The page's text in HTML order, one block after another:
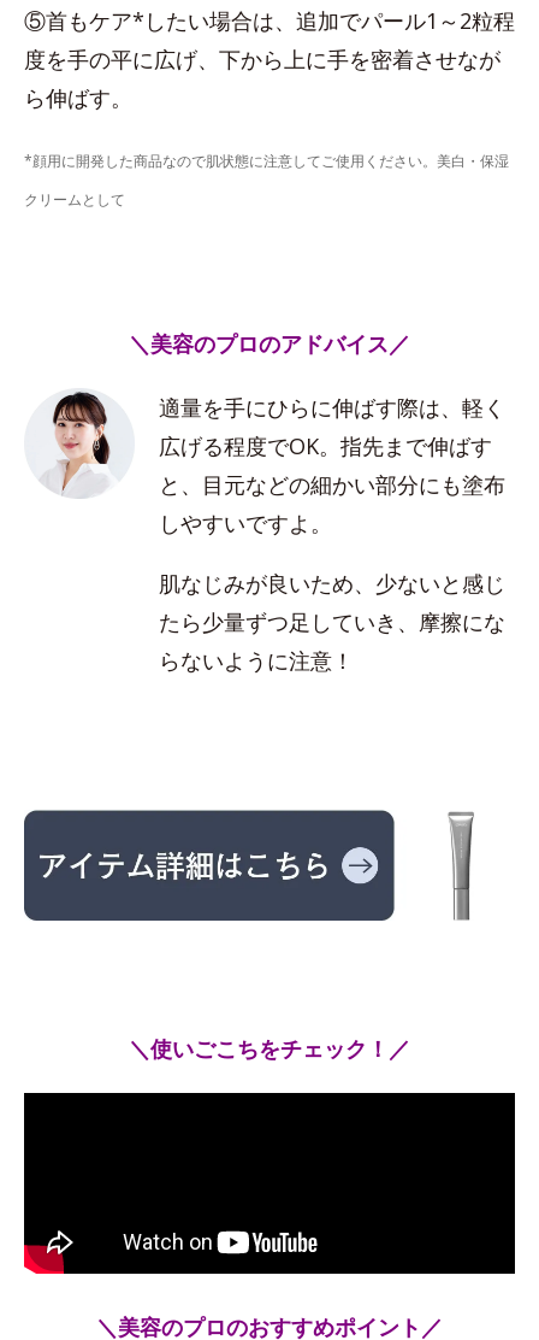
⑤首もケア*したい場合は、追加でパール1～2粒程
度を手の平に広げ、下から上に手を密着させなが
ら伸ばす。
*顔用に開発した商品なので肌状態に注意してご使用ください。美白・保湿
クリームとして
＼美容のプロのアドバイス／
適量を手にひらに伸ばす際は、軽く
広げる程度でOK。指先まで伸ばす
と、目元などの細かい部分にも塗布
しやすいですよ。
肌なじみが良いため、少ないと感じ
たら少量ずつ足していき、摩擦にな
らないように注意！
＼使いごこちをチェック！／
＼美容のプロのおすすめポイント／